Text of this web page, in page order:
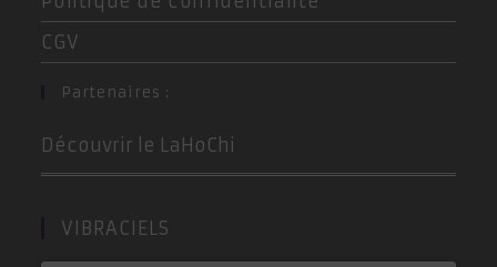
CGV
Partenaires :
Découvrir le LaHoChi
VIBRACIELS